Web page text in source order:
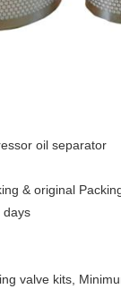
oil separator
& original
days
valve kits,